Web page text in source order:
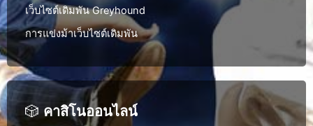
เว็บไซต์เดิมพัน Greyhound
การแข่งม้าเว็บไซต์เดิมพัน
🎲คาสิโนออนไลน์